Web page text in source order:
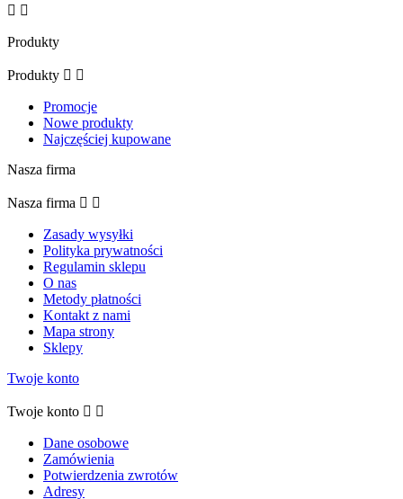
 
Produkty
Produkty  
Promocje
Nowe produkty
Najczęściej kupowane
Nasza firma
Nasza firma  
Zasady wysyłki
Polityka prywatności
Regulamin sklepu
O nas
Metody płatności
Kontakt z nami
Mapa strony
Sklepy
Twoje konto
Twoje konto  
Dane osobowe
Zamówienia
Potwierdzenia zwrotów
Adresy